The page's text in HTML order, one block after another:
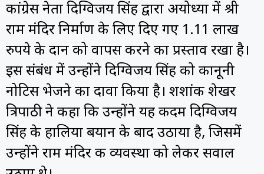
कांग्रेस नेता दिग्विजय सिंह द्वारा अयोध्या में श्री
राम मंदिर निर्माण के लिए दिए गए 1.11 लाख
रुपये के दान को वापस करने का प्रस्ताव रखा है।
इस संबंध में उन्होंने दिग्विजय सिंह को कानूनी
नोटिस भेजने का दावा किया है। शशांक शेखर
त्रिपाठी ने कहा कि उन्होंने यह कदम दिग्विजय
सिंह के हालिया बयान के बाद उठाया है, जिसमें
उन्होंने राम मंदिर की व्यवस्था को लेकर सवाल